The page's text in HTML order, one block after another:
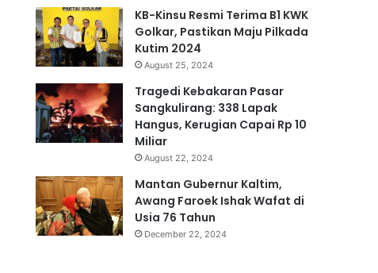
KB-Kinsu Resmi Terima B1 KWK
Golkar, Pastikan Maju Pilkada
Kutim 2024
August 25, 2024
Tragedi Kebakaran Pasar
Sangkulirang: 338 Lapak
Hangus, Kerugian Capai Rp 10
Miliar
August 22, 2024
Mantan Gubernur Kaltim,
Awang Faroek Ishak Wafat di
Usia 76 Tahun
December 22, 2024